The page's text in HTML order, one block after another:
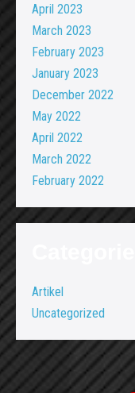
April 2023
March 2023
February 2023
January 2023
December 2022
May 2022
April 2022
March 2022
February 2022
Artikel
Uncategorized